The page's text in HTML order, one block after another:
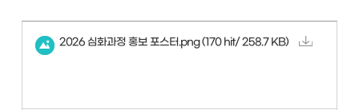
2026 심화과정 홍보 포스터.png (170 hit/ 258.7 KB)